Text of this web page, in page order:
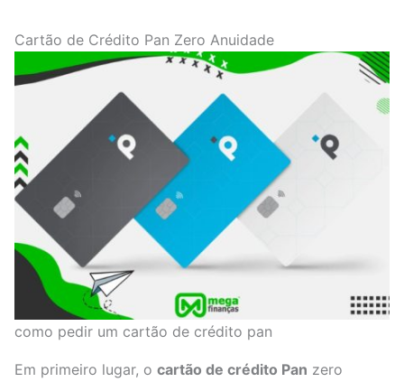
Cartão de Crédito Pan Zero Anuidade
como pedir um cartão de crédito pan
Em primeiro lugar, o cartão de crédito Pan zero